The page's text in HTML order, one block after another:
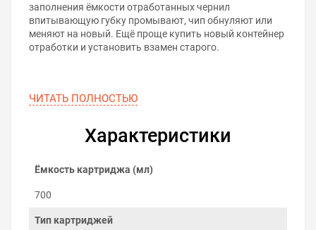
заполнения ёмкости отработанных чернил
впитывающую губку промывают, чип обнуляют или
меняют на новый. Ещё проще купить новый контейнер
отработки и установить взамен старого.
ЧИТАТЬ ПОЛНОСТЬЮ
Характеристики
Ёмкость картриджа (мл)
700
Тип картриджей